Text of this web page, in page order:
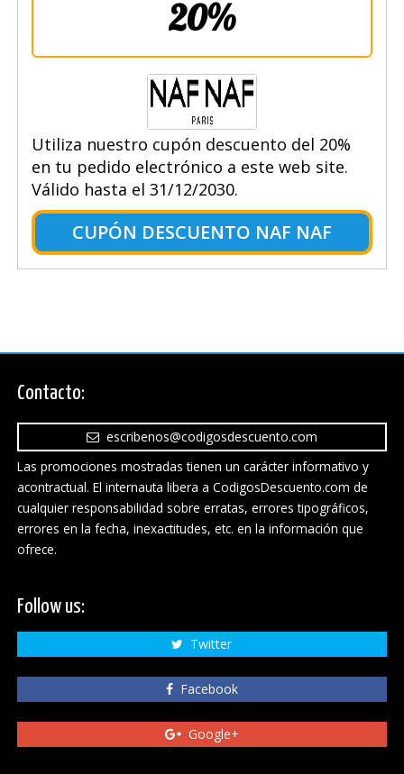
20%
Utiliza nuestro cupón descuento del 20%
en tu pedido electrónico a este web site.
Válido hasta el 31/12/2030.
CUPÓN DESCUENTO NAF NAF
Contacto:
escribenos@codigosdescuento.com
Las promociones mostradas tienen un carácter informativo y
acontractual. El internauta libera a CodigosDescuento.com de
cualquier responsabilidad sobre erratas, errores tipográficos,
errores en la fecha, inexactitudes, etc. en la información que
ofrece.
Follow us:
Twitter
Facebook
Google+